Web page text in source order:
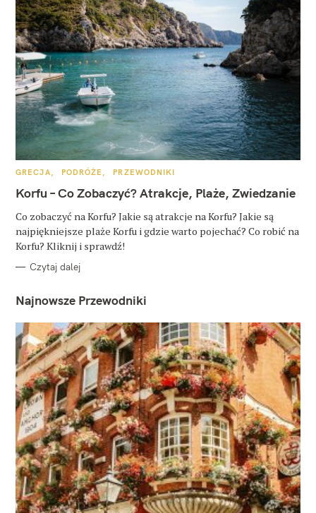
K
T
E
O
R
I
GRECJA PODRÓŻE PRZEWODNIKI
Korfu – Co Zobaczyć? Atrakcje, Plaże, Zwiedzanie
Co zobaczyć na Korfu? Jakie są atrakcje na Korfu? Jakie są
najpiękniejsze plaże Korfu i gdzie warto pojechać? Co robić na
Korfu? Kliknij i sprawdź!
Czytaj dalej
Najnowsze Przewodniki